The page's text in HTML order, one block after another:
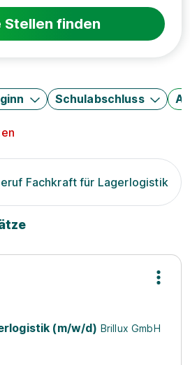
Stellen finden
Schulabschluss
Fachkraft für Lagerlogistik
(m/w/d) Brillux GmbH